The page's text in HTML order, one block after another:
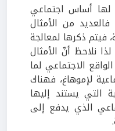
لها أساس اجتماعي
من الأمثال
فيتم ذكرها لمعالجة
نلاحظ أنّ الأمثال
الاجتماعي لما
لإموهاغ، فهناك
التي يستند إليها
الذي يدفع إلى